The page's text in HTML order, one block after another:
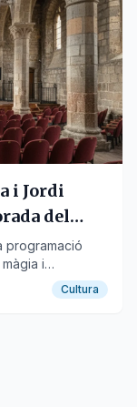
i Jordi
del
programació
i
Cultura